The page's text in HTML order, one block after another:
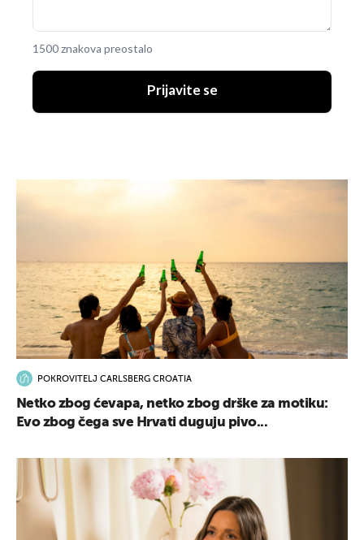
1500 znakova preostalo
Prijavite se
POKROVITELJ CARLSBERG CROATIA
Netko zbog ćevapa, netko zbog drške za motiku:
Evo zbog čega sve Hrvati duguju pivo...